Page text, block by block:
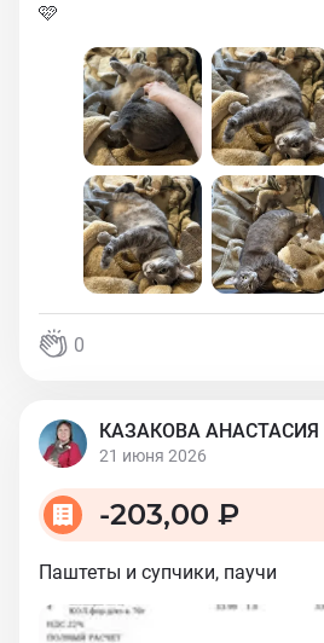
🩷
0
КАЗАКОВА АНАСТАСИЯ
21 июня 2026
-203,00 ₽
Паштеты и супчики, паучи